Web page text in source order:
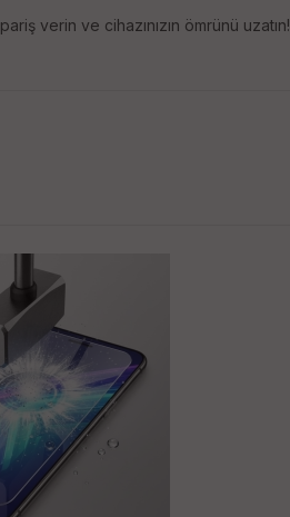
verin ve cihazınızın ömrünü uzatın!